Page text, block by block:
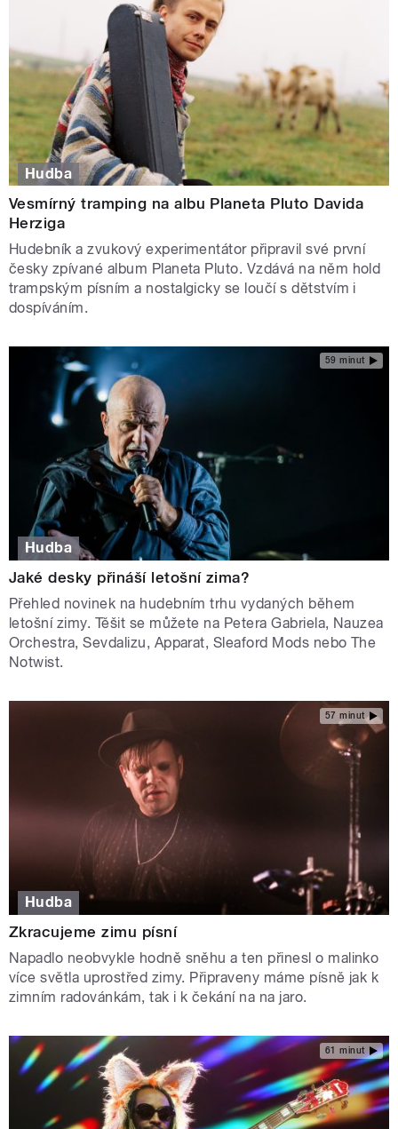
Hudba
Vesmírný tramping na albu Planeta Pluto Davida
Herziga
Hudebník a zvukový experimentátor připravil své první
česky zpívané album Planeta Pluto. Vzdává na něm hold
trampským písním a nostalgicky se loučí s dětstvím i
dospíváním.
59 minut
Hudba
Jaké desky přináší letošní zima?
Přehled novinek na hudebním trhu vydaných během
letošní zimy. Těšit se můžete na Petera Gabriela, Nauzea
Orchestra, Sevdalizu, Apparat, Sleaford Mods nebo The
Notwist.
57 minut
Hudba
Zkracujeme zimu písní
Napadlo neobvykle hodně sněhu a ten přinesl o malinko
více světla uprostřed zimy. Připraveny máme písně jak k
zimním radovánkám, tak i k čekání na na jaro.
61 minut